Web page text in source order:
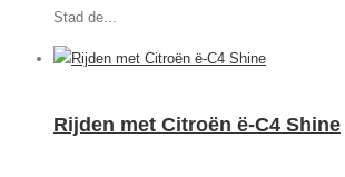
Stad de...
Rijden met Citroën ë-C4 Shine